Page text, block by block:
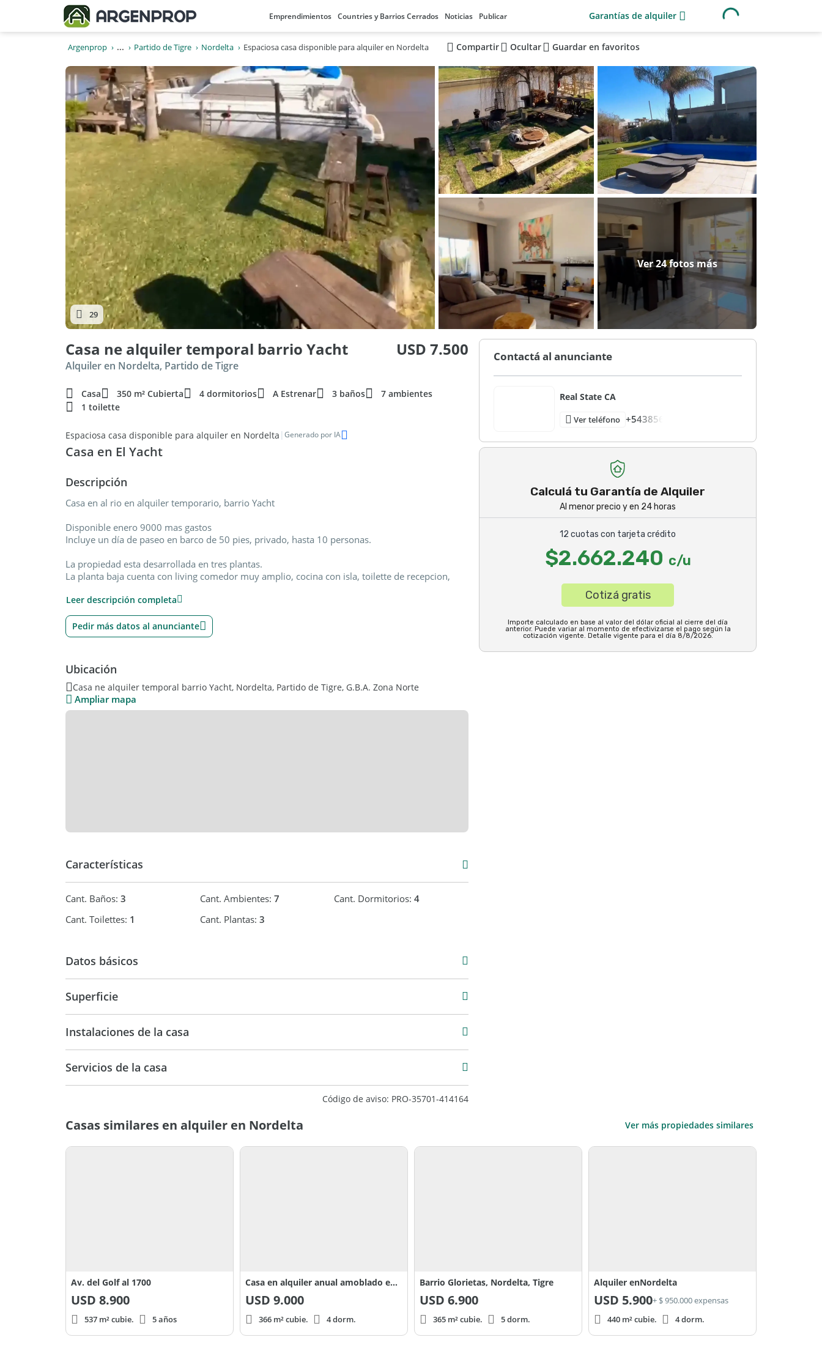
Emprendimientos Countries y Barrios Cerrados Noticias Publicar Garantías de alquiler
Argenprop ... Partido de Tigre Nordelta Espaciosa casa disponible para alquiler en Nordelta Compartir Ocultar Guardar en favoritos
Ver 24 fotos más
29
Casa ne alquiler temporal barrio Yacht USD 7.500
Alquiler en Nordelta, Partido de Tigre
Casa 350 m² Cubierta 4 dormitorios A Estrenar 3 baños
7 ambientes
1 toilette
Espaciosa casa disponible para alquiler en Nordelta | Generado por IA
Casa en El Yacht
Descripción
Casa en al rio en alquiler temporario, barrio Yacht
Disponible enero 9000 mas gastos
Incluye un día de paseo en barco de 50 pies, privado, hasta 10 personas.
La propiedad esta desarrollada en tres plantas.
La planta baja cuenta con living comedor muy amplio, cocina con isla, toilette de recepcion,
En la segunda planta nos encontramos con 4 habitaciones muy comodas, un baño completo
que comparten las habitaciones. La habitación principal es en suite con vestidor y baño
completo.
El tercer piso cuenta con un family o playroom muy cálido y cómodo.
Leer descripción completa
Pedir más datos al anunciante
Ubicación
Casa ne alquiler temporal barrio Yacht, Nordelta, Partido de Tigre, G.B.A. Zona Norte
Ampliar mapa
Características
Cant. Baños: 3 Cant. Ambientes: 7 Cant. Dormitorios:4
Cant. Toilettes: 1 Cant. Plantas: 3
Datos básicos
Superficie
Instalaciones de la casa
Servicios de la casa
Código de aviso: PRO-35701-414164
Contactá al anunciante
Real State CA
Ver teléfono +543856
Calculá tu Garantía de Alquiler
Al menor precio y en 24 horas
12 cuotas con tarjeta crédito
$2.662.240 c/u
Cotizá gratis
Importe calculado en base al valor del dólar oficial al cierre del día
anterior. Puede variar al momento de efectivizarse el pago según la
cotización vigente. Detalle vigente para el día 8/8/2026.
Casas similares en alquiler en Nordelta Ver más propiedades similares
Av. del Golf al 1700
USD 8.900
537 m² cubie. 5 años
Casa en alquiler anual amoblado en Cabos del Lago, Nordelta
USD 9.000
366 m² cubie. 4 dorm.
Barrio Glorietas, Nordelta, Tigre
USD 6.900
365 m² cubie. 5 dorm.
Alquiler enNordelta
USD 5.900+ $ 950.000 expensas
440 m² cubie.
4 dorm.